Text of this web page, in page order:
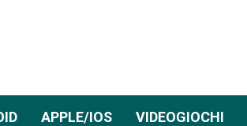
APPLE/IOS VIDEOGIOCHI